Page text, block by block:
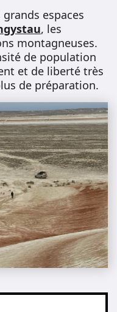
espaces
, les
montagneuses.
de population
et de liberté très
de préparation.